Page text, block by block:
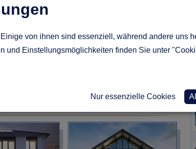
von ihnen sind essenziell, während andere uns
und Einstellungsmöglichkeiten finden Sie unter
Nur essenzielle Cookies